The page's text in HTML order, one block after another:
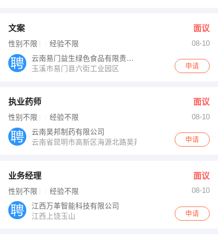
文案 面议
性别不限 经验不限
08-10
云南易门益生绿色食品有限责任公司
玉溪市易门县六街工业园区
申请
执业药师 面议
性别不限 经验不限
08-10
云南昊邦制药有限公司
云南省昆明市高新区海源北路昊邦大厦
申请
业务经理 面议
性别不限 经验不限
08-10
江西万革智能科技有限公司
江西上饶玉山
申请